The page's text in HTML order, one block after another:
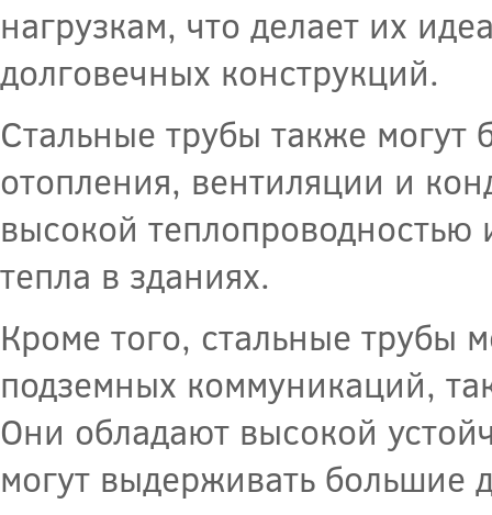
нагрузкам, что делает их
долговечных конструкций.
Стальные трубы также могут
отопления, вентиляции и
высокой
тепла в зданиях.
Кроме того, стальные трубы
подземных коммуникаций,
Они обладают высокой
могут выдерживать большие